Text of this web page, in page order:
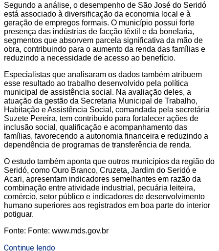
Segundo a análise, o desempenho de São José do Seridó
está associado à diversificação da economia local e à
geração de empregos formais. O município possui forte
presença das indústrias de facção têxtil e da bonelaria,
segmentos que absorvem parcela significativa da mão de
obra, contribuindo para o aumento da renda das famílias e
reduzindo a necessidade de acesso ao benefício.
Especialistas que analisaram os dados também atribuem
esse resultado ao trabalho desenvolvido pela política
municipal de assistência social. Na avaliação deles, a
atuação da gestão da Secretaria Municipal de Trabalho,
Habitação e Assistência Social, comandada pela secretária
Suzete Pereira, tem contribuído para fortalecer ações de
inclusão social, qualificação e acompanhamento das
famílias, favorecendo a autonomia financeira e reduzindo a
dependência de programas de transferência de renda.
O estudo também aponta que outros municípios da região do
Seridó, como Ouro Branco, Cruzeta, Jardim do Seridó e
Acari, apresentam indicadores semelhantes em razão da
combinação entre atividade industrial, pecuária leiteira,
comércio, setor público e indicadores de desenvolvimento
humano superiores aos registrados em boa parte do interior
potiguar.
Fonte: Fonte: www.mds.gov.br
Continue lendo